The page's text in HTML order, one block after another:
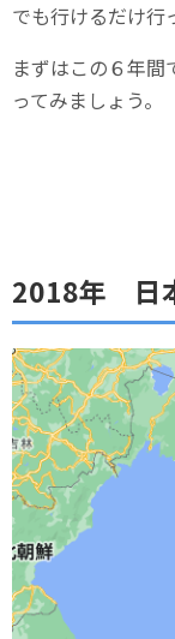
でも行けるだけ行
まずはこの６年
ってみましょう。
2018年 日